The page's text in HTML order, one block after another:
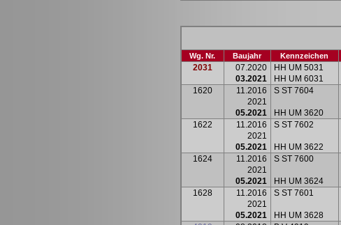
Wg. Nr. Baujahr Kennzeichen
2031
07.2020
03.2021
HH UM 5031
HH UM 6031
1620
11.2016
2021
05.2021
S ST 7604
HH UM 3620
1622
11.2016
2021
05.2021
S ST 7602
HH UM 3622
1624
11.2016
2021
05.2021
S ST 7600
HH UM 3624
1628
11.2016
2021
05.2021
S ST 7601
HH UM 3628